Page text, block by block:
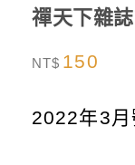
禪天下雜
NT$ 150
2022年3月